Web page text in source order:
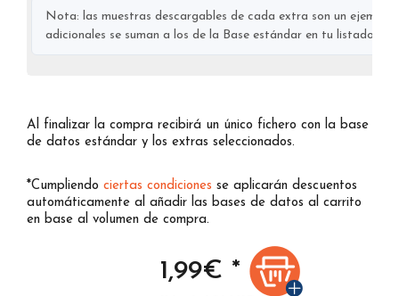
Nota: las muestras descargables de cada extra son un
adicionales se suman a los de la Base estándar en tu listado
Al finalizar la compra recibirá un único fichero con la base
de datos estándar y los extras seleccionados.
*Cumpliendo ciertas condiciones se aplicarán descuentos
automáticamente al añadir las bases de datos al carrito
en base al volumen de compra.
1,99€ *